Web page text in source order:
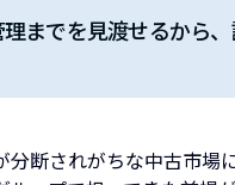
までを見渡せるから
分断されがちな中古市場